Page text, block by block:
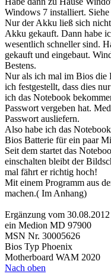
Windows 7 installiert.
Nur der Akku ließ sich
Akku gekauft. Dann habe
wesentlich schneller sind.
gekauft und eingebaut.
Bestens.
Nur als ich mal im Bios die
ich festgestellt, dass dies
ich das Notebook
Passwort vergeben hat.
Passwort ausliefern.
Also habe ich das
Bios Batterie für ein paar
Seit dem startet das
einschalten bleibt der
mal fährt er richtig hoch!
Mit einem Programm aus
machen.( Im Anhang)
Ergänzung vom
ein Medion MD 97900
MSN Nr. 30005626
Bios Typ Phoenix
Motherboard WAM 2020
Nach oben